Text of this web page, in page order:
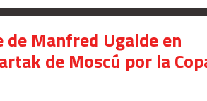
investigación penal por
gananciales
de Manfred Ugalde en
de Moscú por la